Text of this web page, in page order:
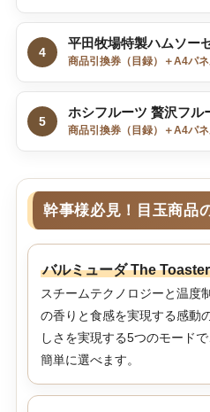
4
平田牧場特製ハムソー
商品引換券（目録）＋A4パ
5
ホシフルーツ 贅沢フル
商品引換券（目録）＋A4パ
幹事様必見！目玉商品
バルミューダ The Toaster
スチームテクノロジーと温度
の香りと食感を実現する感動
しさを実現する5つのモード
簡単に選べます。